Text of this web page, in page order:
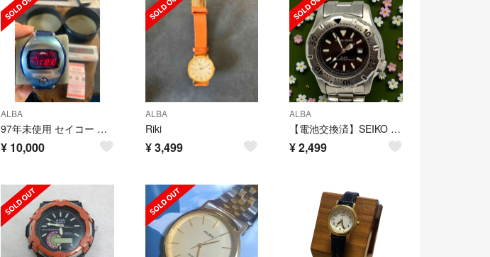
ALBA
97年未使用 セイコー アルバ スプーン W671 KENWOOD 動作確認済
¥ 10,000
ALBA
Riki
¥3,499
ALBA
【電池交換済】SEIKO ALBA ダイバーズウォッチ V782-0220
¥2,499